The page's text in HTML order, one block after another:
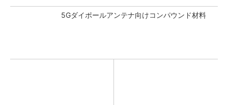
5Gダイポールアンテナ向けコンパウンド材料